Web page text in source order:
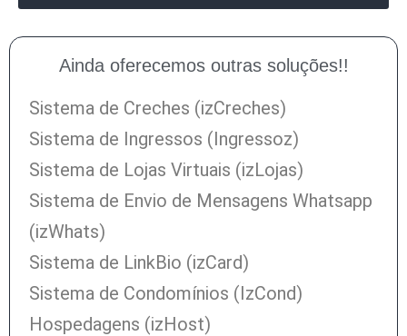
Ainda oferecemos outras soluções!!
Sistema de Creches (izCreches)
Sistema de Ingressos (Ingressoz)
Sistema de Lojas Virtuais (izLojas)
Sistema de Envio de Mensagens Whatsapp
(izWhats)
Sistema de LinkBio (izCard)
Sistema de Condomínios (IzCond)
Hospedagens (izHost)